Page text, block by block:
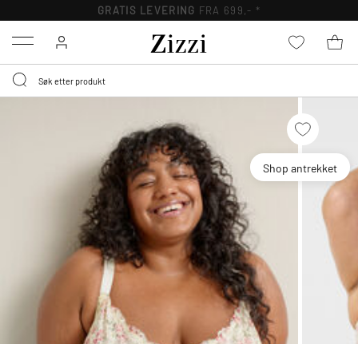
GRATIS LEVERING FRA 699,- *
Menu
Shop antrekket